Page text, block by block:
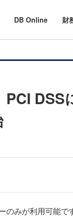
DB Online 財
DSS
みが利用可能で